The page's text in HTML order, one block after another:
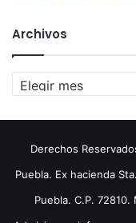
Archivos
Archivos
Derechos
Puebla. Ex hacienda
Puebla. C.P.